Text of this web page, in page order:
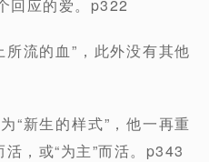
回应的爱。p322
流的血”，此外没有其他
“新生的样式”，他一再重
，或“为主”而活。p343